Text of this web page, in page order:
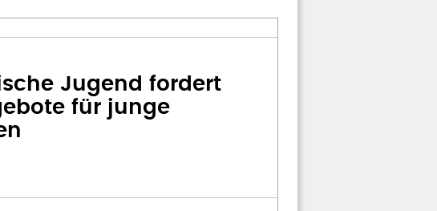
Jugend fordert
für junge